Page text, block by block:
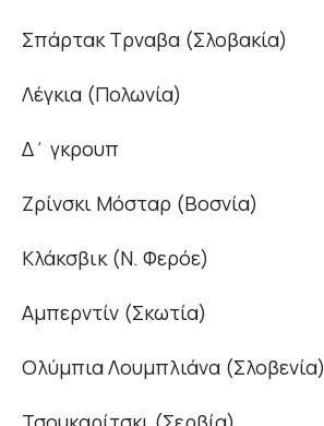
Σπάρτακ Τρναβα (Σλοβακία)
Λέγκια (Πολωνία)
Δ΄ γκρουπ
Ζρίνσκι Μόσταρ (Βοσνία)
Κλάκσβικ (Ν. Φερόε)
Αμπερντίν (Σκωτία)
Ολύμπια Λουμπλιάνα (Σλοβενία)